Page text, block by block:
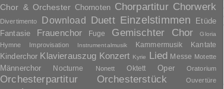
Chor & Orchester Chornoten Chorpartitur Chorwerk
Divertimento Download Duett Einzelstimmen Etüde
Fantasie Frauenchor Fuge Gemischter Chor Gloria
Hymne Improvisation Instrumentalmusik Kammermusik Kantate
Kinderchor Klavierauszug Konzert Kyrie Lied Messe Motette
Männerchor Nocturne Nonett Oktett Oper Oratorium
Orchesterpartitur Orchesterstück Ouvertüre